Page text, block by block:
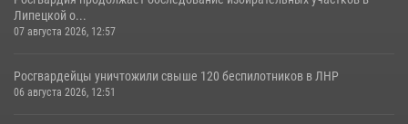
Липецкой о...
07 августа 2026, 12:57
Росгвардейцы уничтожили свыше 120 беспилотников в ЛНР
06 августа 2026, 12:51